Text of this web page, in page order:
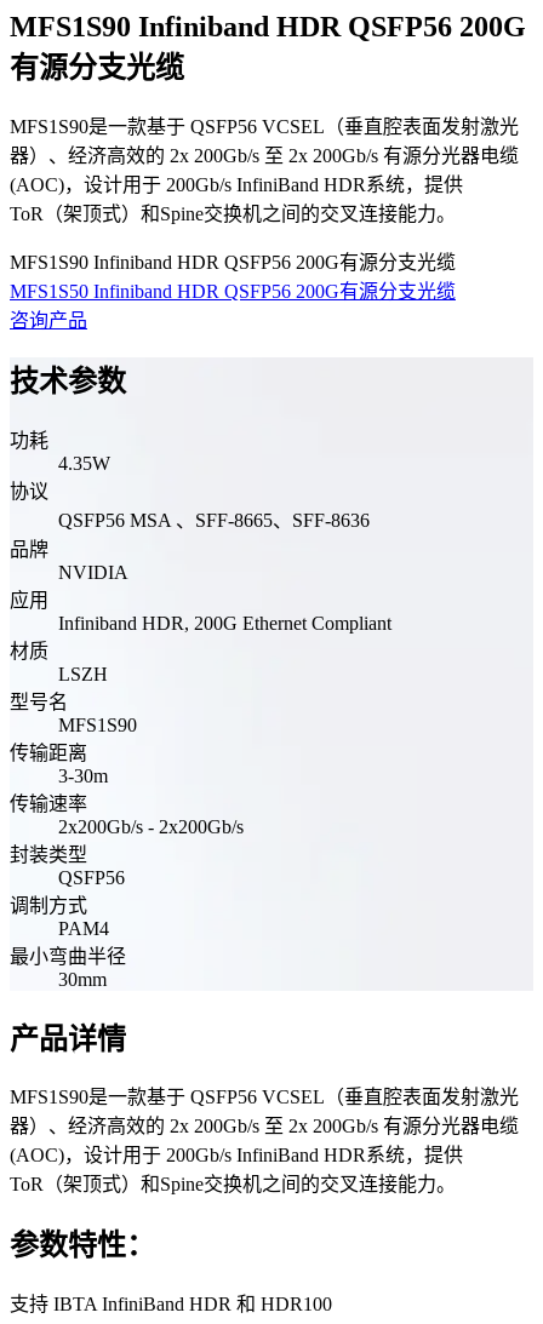
MFS1S90 Infiniband HDR QSFP56 200G
有源分支光缆
MFS1S90是一款基于 QSFP56 VCSEL（垂直腔表面发射激光
器）、经济高效的 2x 200Gb/s 至 2x 200Gb/s 有源分光器电缆
(AOC)，设计用于 200Gb/s InfiniBand HDR系统，提供
ToR（架顶式）和Spine交换机之间的交叉连接能力。
MFS1S90 Infiniband HDR QSFP56 200G有源分支光缆
MFS1S50 Infiniband HDR QSFP56 200G有源分支光缆
咨询产品
技术参数
功耗
4.35W
协议
QSFP56 MSA 、SFF-8665、SFF-8636
品牌
NVIDIA
应用
Infiniband HDR, 200G Ethernet Compliant
材质
LSZH
型号名
MFS1S90
传输距离
3-30m
传输速率
2x200Gb/s - 2x200Gb/s
封装类型
QSFP56
调制方式
PAM4
最小弯曲半径
30mm
产品详情
MFS1S90是一款基于 QSFP56 VCSEL（垂直腔表面发射激光
器）、经济高效的 2x 200Gb/s 至 2x 200Gb/s 有源分光器电缆
(AOC)，设计用于 200Gb/s InfiniBand HDR系统，提供
ToR（架顶式）和Spine交换机之间的交叉连接能力。
参数特性：
支持 IBTA InfiniBand HDR 和 HDR100